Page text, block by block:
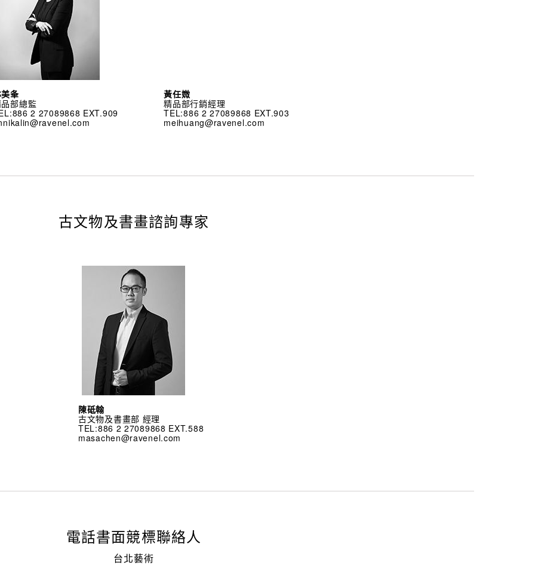
夆
部總監
2 27089868 EXT.909
黃任媺
精品部行銷經理
TEL:886 2 27089868 EXT.903
meihuang@ravenel.com
古文物及書畫諮詢專家
陳砥翰
古文物及書畫部 經理
TEL:886 2 27089868 EXT.588
masachen@ravenel.com
電話書面競標聯絡人
台北藝術